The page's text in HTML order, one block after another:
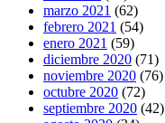
marzo 2021 (62)
febrero 2021 (54)
enero 2021 (59)
diciembre 2020 (71)
noviembre 2020 (76)
octubre 2020 (72)
septiembre 2020 (42)